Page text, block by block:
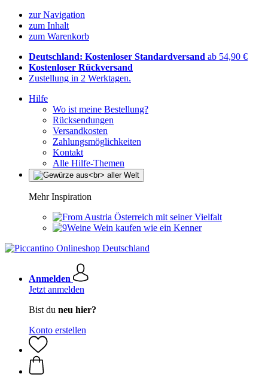
zur Navigation
zum Inhalt
zum Warenkorb
Deutschland: Kostenloser Standardversand ab 54,90 €
Kostenloser Rückversand
Zustellung in 2 Werktagen.
Hilfe
Wo ist meine Bestellung?
Rücksendungen
Versandkosten
Zahlungsmöglichkeiten
Kontakt
Alle Hilfe-Themen
Mehr Inspiration
Österreich mit seiner Vielfalt
Wein kaufen wie ein Kenner
Anmelden
Jetzt anmelden
Bist du neu hier?
Konto erstellen